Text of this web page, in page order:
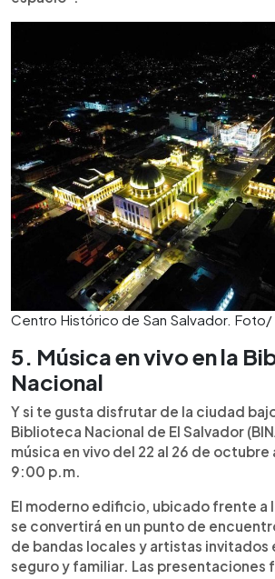
Centro Histórico de San Salvador.
5. Música en vivo en la
Nacional
Y si te gusta disfrutar de la ciudad
Biblioteca Nacional de El Salvador
música en vivo del 22 al 26 de octubre
9:00 p.m.
El moderno edificio, ubicado frente a
se convertirá en un punto de
de bandas locales y artistas invitados
seguro y familiar. Las presentaciones